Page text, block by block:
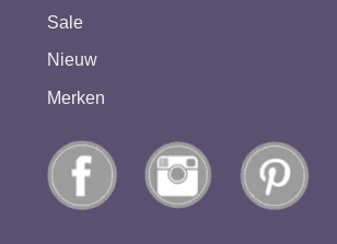
Sale
Nieuw
Merken